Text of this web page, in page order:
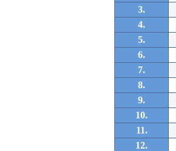
3.
4.
5.
6.
7.
8.
9.
10.
11.
12.